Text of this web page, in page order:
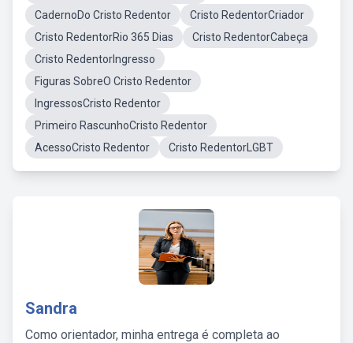
CadernoDo Cristo Redentor
Cristo RedentorCriador
Cristo RedentorRio 365 Dias
Cristo RedentorCabeça
Cristo RedentorIngresso
Figuras SobreO Cristo Redentor
IngressosCristo Redentor
Primeiro RascunhoCristo Redentor
AcessoCristo Redentor
Cristo RedentorLGBT
Sandra
Como orientador, minha entrega é completa ao